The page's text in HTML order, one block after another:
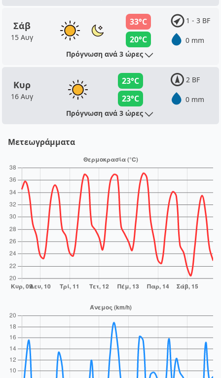
Σάβ
15 Αυγ
33°C
20°C
1 - 3 BF
0 mm
Πρόγνωση ανά 3 ώρες
Κυρ
16 Αυγ
23°C
23°C
2 BF
0 mm
Πρόγνωση ανά 3 ώρες
Μετεωγράμματα